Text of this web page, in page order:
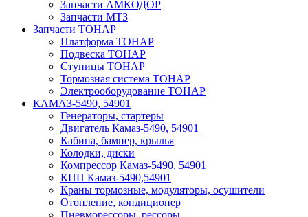
Запчасти АМКОДОР
Запчасти МТЗ
Запчасти ТОНАР
Платформа ТОНАР
Подвеска ТОНАР
Ступицы ТОНАР
Тормозная система ТОНАР
Электрооборудование ТОНАР
КАМАЗ-5490, 54901
Генераторы, стартеры
Двигатель Камаз-5490, 54901
Кабина, бампер, крылья
Колодки, диски
Компрессор Камаз-5490, 54901
КПП Камаз-5490,54901
Краны тормозные, модуляторы, осушители
Отопление, кондиционер
Пневморессоры, рессоры